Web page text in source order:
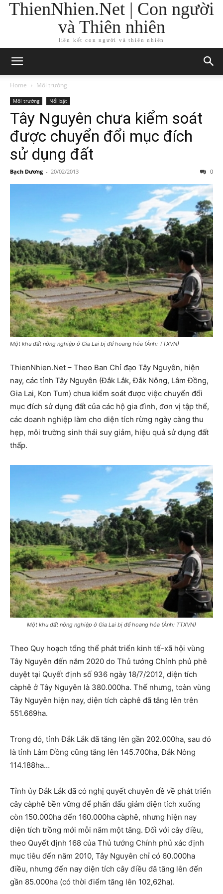
ThienNhien.Net | Con người
và Thiên nhiên
liên kết con người và thiên nhiên
Home Môi trường
Môi trường Nổi bật
Tây Nguyên chưa kiểm soát
được chuyển đổi mục đích
sử dụng đất
Bạch Dương - 20/02/2013 0
Một khu đất nông nghiệp ở Gia Lai bị để hoang hóa (Ảnh: TTXVN)
ThienNhien.Net – Theo Ban Chỉ đạo Tây Nguyên, hiện
nay, các tỉnh Tây Nguyên (Đắk Lắk, Đắk Nông, Lâm Đồng,
Gia Lai, Kon Tum) chưa kiểm soát được việc chuyển đổi
mục đích sử dụng đất của các hộ gia đình, đơn vị tập thể,
các doanh nghiệp làm cho diện tích rừng ngày càng thu
hẹp, môi trường sinh thái suy giảm, hiệu quả sử dụng đất
thấp.
Một khu đất nông nghiệp ở Gia Lai bị để hoang hóa (Ảnh: TTXVN)
Theo Quy hoạch tổng thể phát triển kinh tế-xã hội vùng
Tây Nguyên đến năm 2020 do Thủ tướng Chính phủ phê
duyệt tại Quyết định số 936 ngày 18/7/2012, diện tích
càphê ở Tây Nguyên là 380.000ha. Thế nhưng, toàn vùng
Tây Nguyên hiện nay, diện tích càphê đã tăng lên trên
551.669ha.
Trong đó, tỉnh Đắk Lắk đã tăng lên gần 202.000ha, sau đó
là tỉnh Lâm Đồng cũng tăng lên 145.700ha, Đắk Nông
114.188ha…
Tỉnh ủy Đắk Lắk đã có nghị quyết chuyên đề về phát triển
cây càphê bền vững để phấn đấu giảm diện tích xuống
còn 150.000ha đến 160.000ha càphê, nhưng hiện nay
diện tích trồng mới mỗi năm một tăng. Đối với cây điều,
theo Quyết định 168 của Thủ tướng Chính phủ xác định
mục tiêu đến năm 2010, Tây Nguyên chỉ có 60.000ha
điều, nhưng đến nay diện tích cây điều đã tăng lên đến
gần 85.000ha (có thời điểm tăng lên 102,62ha).